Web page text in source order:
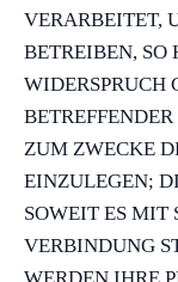
VERARBEITET,
BETREIBEN, SO
WIDERSPRUCH
ZUM ZWECKE
EINZULEGEN;
SOWEIT ES MIT
VERBINDUNG
WERDEN IHRE